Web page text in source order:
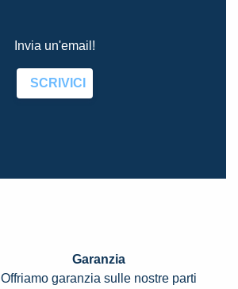
Invia un'email!
SCRIVICI
Garanzia
Offriamo garanzia sulle nostre parti